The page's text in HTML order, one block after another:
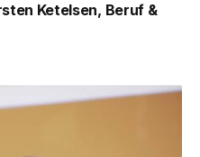
Ketelsen, Beruf &